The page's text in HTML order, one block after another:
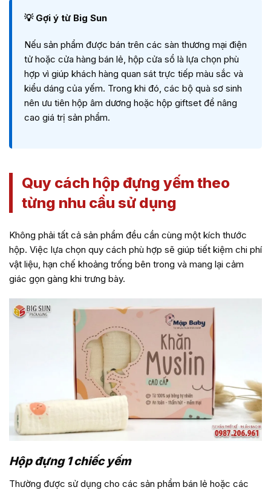
💡 Gợi ý từ Big Sun
Nếu sản phẩm được bán trên các sàn thương mại điện
tử hoặc cửa hàng bán lẻ, hộp cửa sổ là lựa chọn phù
hợp vì giúp khách hàng quan sát trực tiếp màu sắc và
kiểu dáng của yếm. Trong khi đó, các bộ quà sơ sinh
nên ưu tiên hộp âm dương hoặc hộp giftset để nâng
cao giá trị sản phẩm.
Quy cách hộp đựng yếm theo
từng nhu cầu sử dụng
Không phải tất cả sản phẩm đều cần cùng một kích thước
hộp. Việc lựa chọn quy cách phù hợp sẽ giúp tiết kiệm chi phí
vật liệu, hạn chế khoảng trống bên trong và mang lại cảm
giác gọn gàng khi trưng bày.
Hộp đựng 1 chiếc yếm
Thường được sử dụng cho các sản phẩm bán lẻ hoặc các